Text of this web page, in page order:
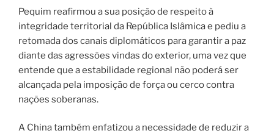
Pequim reafirmou a sua posição de respeito à
integridade territorial da República Islâmica e pediu a
retomada dos canais diplomáticos para garantir a paz
diante das agressões vindas do exterior, uma vez que
entende que a estabilidade regional não poderá ser
alcançada pela imposição de força ou cerco contra
nações soberanas.
A China também enfatizou a necessidade de reduzir a